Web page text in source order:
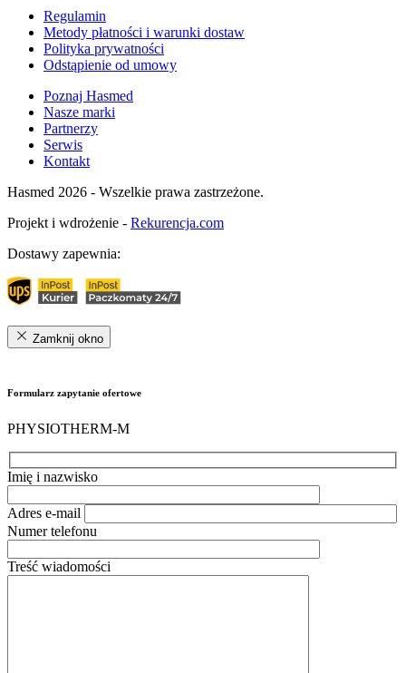
Regulamin
Metody płatności i warunki dostaw
Polityka prywatności
Odstąpienie od umowy
Poznaj Hasmed
Nasze marki
Partnerzy
Serwis
Kontakt
Hasmed 2026 - Wszelkie prawa zastrzeżone.
Projekt i wdrożenie - Rekurencja.com
Dostawy zapewnia:
Zamknij okno
Formularz zapytanie ofertowe
PHYSIOTHERM-M
Imię i nazwisko
Adres e-mail
Numer telefonu
Treść wiadomości